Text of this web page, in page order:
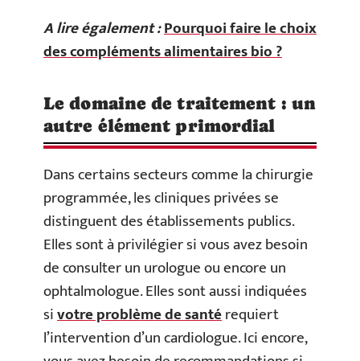
A lire également :Pourquoi faire le choix
des compléments alimentaires bio ?
Le domaine de traitement : un
autre élément primordial
Dans certains secteurs comme la chirurgie
programmée, les cliniques privées se
distinguent des établissements publics.
Elles sont à privilégier si vous avez besoin
de consulter un urologue ou encore un
ophtalmologue. Elles sont aussi indiquées
sivotre problème de santérequiert
l’intervention d’un cardiologue. Ici encore,